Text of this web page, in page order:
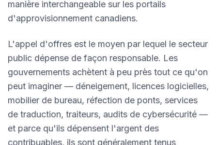
manière interchangeable sur les portails
d'approvisionnement canadiens.
L'appel d'offres est le moyen par lequel le secteur
public dépense de façon responsable. Les
gouvernements achètent à peu près tout ce qu'on
peut imaginer — déneigement, licences logicielles,
mobilier de bureau, réfection de ponts, services
de traduction, traiteurs, audits de cybersécurité —
et parce qu'ils dépensent l'argent des
contribuables, ils sont généralement tenus